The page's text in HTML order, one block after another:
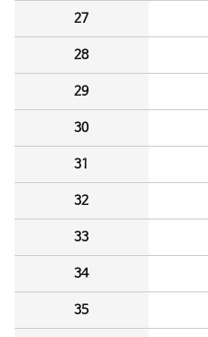
27
28
29
30
31
32
33
34
35